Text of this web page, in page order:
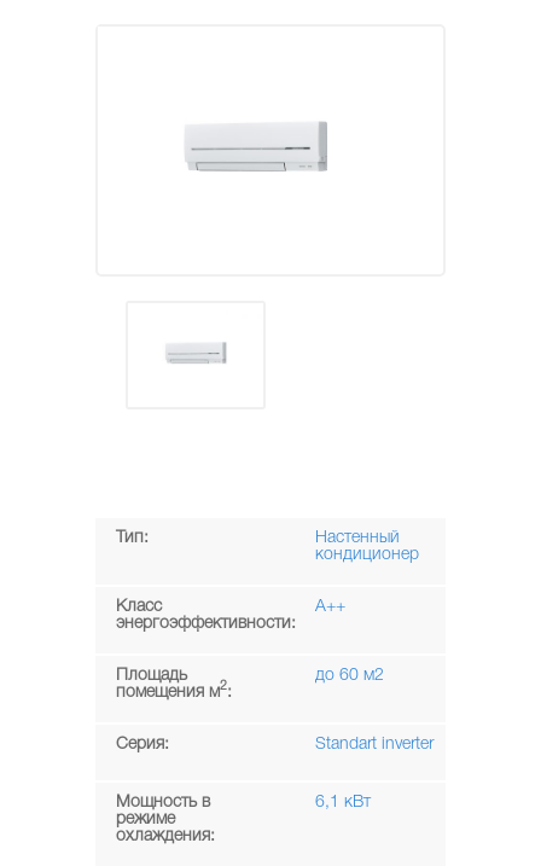
Тип:
Настенный
кондиционер
Класс
энергоэффективности:
A++
Площадь
помещения м2:
до 60 м2
Серия: Standart inverter
Мощность в
режиме
охлаждения:
6,1 кВт